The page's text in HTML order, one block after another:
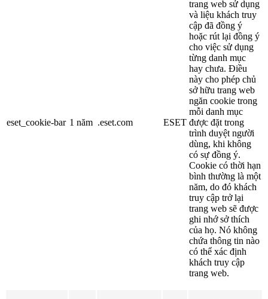
eset_cookie-bar 1 năm .eset.com ESET
trang web sử dụng
và liệu khách truy
cập đã đồng ý
hoặc rút lại đồng ý
cho việc sử dụng
từng danh mục
hay chưa. Điều
này cho phép chủ
sở hữu trang web
ngăn cookie trong
mỗi danh mục
được đặt trong
trình duyệt người
dùng, khi không
có sự đồng ý.
Cookie có thời hạn
bình thường là một
năm, do đó khách
truy cập trở lại
trang web sẽ được
ghi nhớ sở thích
của họ. Nó không
chứa thông tin nào
có thể xác định
khách truy cập
trang web.